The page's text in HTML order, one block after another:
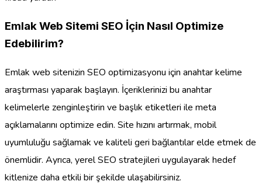
Emlak Web Sitemi SEO İçin Nasıl Optimize
Edebilirim?
Emlak web sitenizin SEO optimizasyonu için anahtar kelime
araştırması yaparak başlayın. İçeriklerinizi bu anahtar
kelimelerle zenginleştirin ve başlık etiketleri ile meta
açıklamalarını optimize edin. Site hızını artırmak, mobil
uyumluluğu sağlamak ve kaliteli geri bağlantılar elde etmek de
önemlidir. Ayrıca, yerel SEO stratejileri uygulayarak hedef
kitlenize daha etkili bir şekilde ulaşabilirsiniz.